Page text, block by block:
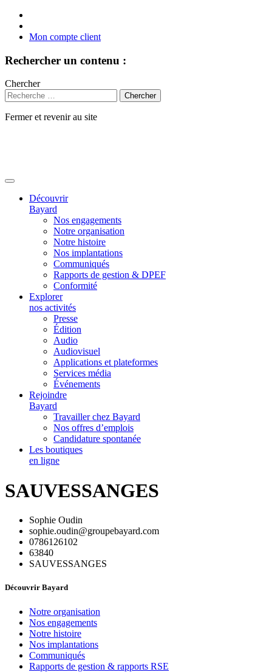
Mon compte client
Rechercher un contenu :
Chercher
Fermer et revenir au site
Découvrir
Bayard
Nos engagements
Notre organisation
Notre histoire
Nos implantations
Communiqués
Rapports de gestion & DPEF
Conformité
Explorer
nos activités
Presse
Édition
Audio
Audiovisuel
Applications et plateformes
Services média
Événements
Rejoindre
Bayard
Travailler chez Bayard
Nos offres d’emplois
Candidature spontanée
Les boutiques
en ligne
SAUVESSANGES
Sophie Oudin
sophie.oudin@groupebayard.com
0786126102
63840
SAUVESSANGES
Découvrir Bayard
Notre organisation
Nos engagements
Notre histoire
Nos implantations
Communiqués
Rapports de gestion & rapports RSE